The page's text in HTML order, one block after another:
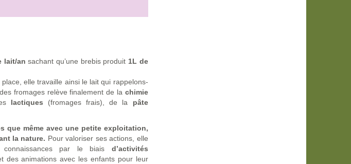
lait/an sachant qu’une brebis produit 1L de
elle travaille ainsi le lait qui rappelons-
fromages relève finalement de la chimie
lactiques (fromages frais), de la pâte
que même avec une petite exploitation,
la nature. Pour valoriser ses actions, elle
par le biais d’activités
des animations avec les enfants pour leur